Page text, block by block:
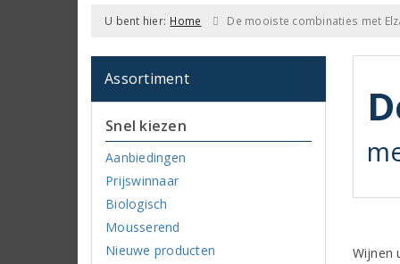
U bent hier: Home De mooiste combinaties met
Assortiment
Snel kiezen
Aanbiedingen
Prijswinnaar
Biologisch
Mousserend
Nieuwe producten
Wijnen